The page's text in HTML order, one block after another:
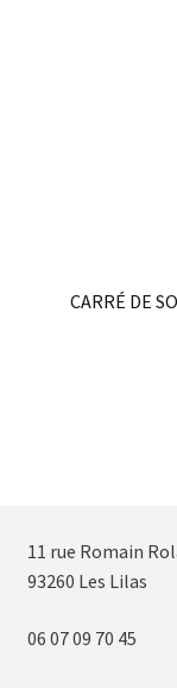
CARRÉ DE
11 rue Romain
93260 Les Lilas
06 07 09 70 45